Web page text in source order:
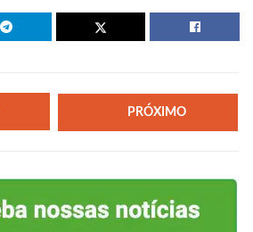
PRÓXIMO